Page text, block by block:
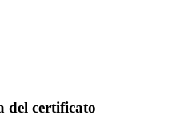
del certificato